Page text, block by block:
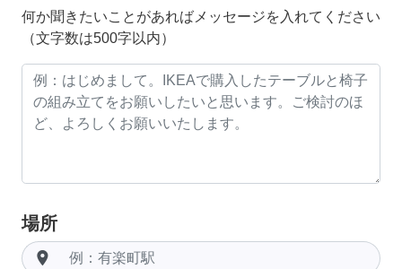
何か聞きたいことがあればメッセージを入れてください
（文字数は500字以内）
場所
room